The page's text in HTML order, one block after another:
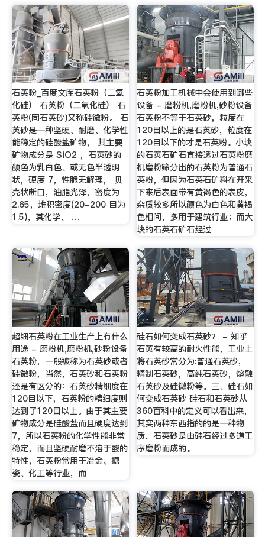
石英粉_百度文库石英粉（二氧
化硅） 石英粉（二氧化硅） 石
英粉(同石英砂)又称硅微粉。 石
英砂是一种坚硬、耐磨、化学性
能稳定的硅酸盐矿物， 其主要
矿物成分是 SiO2 ，石英砂的
颜色为乳白色、或无色半透明
状，硬度 7，性脆无解理， 贝
壳状断口，油脂光泽，密度为
2.65，堆积密度(20-200 目为
1.5)，其化学、 …
石英粉加工机械中会使用到哪些
设备 - 磨粉机,磨粉机,砂粉设备
石英粉不等于石英砂，粒度在
120目以上的是石英砂，粒度在
120目以下的才是石英粉。小块
的石英石矿石直接透过石英粉磨
机磨粉筛分出的石英粉为普通石
英粉，但因为石英石矿料在开采
下来后表面带有黄褐色的表皮，
杂质较多所以颜色为白色和黄褐
色相间，多用于建筑行业；而大
块的石英石矿石经过
超细石英粉在工业生产上有什么
用途 - 磨粉机,磨粉机,砂粉设备
石英粉，一般被称为石英砂或者
硅微粉，当然，石英砂和石英粉
还是有区分的：石英砂精细度在
120目以下，石英粉的精细度则
达到了120目以上。由于其主要
矿物成分是硅酸盐而且硬度达到
7，所以石英粉的化学性能非常
稳定，而且坚硬耐磨不溶于酸的
特性，石英粉常用于冶金、搪
瓷、化工等行业，而
硅石如何变成石英砂？ - 知乎
石英有较高的耐火性能，工业上
将石英砂常分为:普通石英砂，
精制石英砂，高纯石英砂，熔融
石英砂及硅微粉等。三、硅石如
何变成石英砂 硅石和石英砂从
360百科中的定义可以看出来，
其实两种东西指的的是一种物
质。石英砂是由硅石经过多道工
序磨粉而成的。